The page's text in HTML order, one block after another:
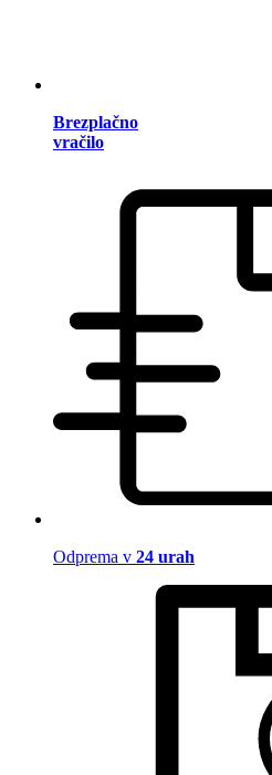
Brezplačno
vračilo
Odprema v 24 urah